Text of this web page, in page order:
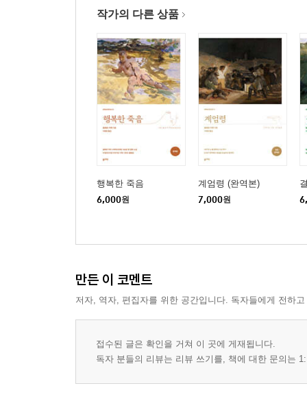
작가의 다른 상품
행복한 죽음
6,000원
계엄령 (완역본)
7,000원
만든 이 코멘트
저자, 역자, 편집자를 위한 공간입니다. 독자들에게 전하
접수된 글은 확인을 거쳐 이 곳에 게재됩니다.
독자 분들의 리뷰는 리뷰 쓰기를, 책에 대한 문의는